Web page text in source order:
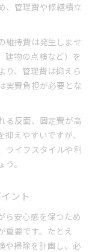
、管理費や修繕積立
維持費は発生しませ
建物の点検など）を
り、管理費は抑えら
実費負担が必要とな
る反面、固定費が高
えやすいですが、
ライフスタイルや利
。
ント
ら安心感を保つため
重要です。たとえ
や掃除を計画し、必